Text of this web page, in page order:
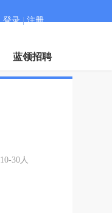
登录|注册
蓝领招聘
10-30人